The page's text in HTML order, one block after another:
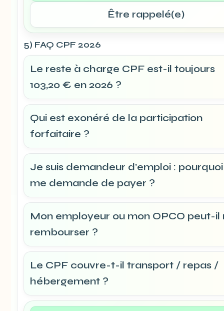
Être rappelé(e)
5) FAQ CPF 2026
Le reste à charge CPF est-il toujours
103,20 € en 2026 ?
Qui est exonéré de la participation
forfaitaire ?
Je suis demandeur d’emploi :
me demande de payer ?
Mon employeur ou mon OPCO peut-il
rembourser ?
Le CPF couvre-t-il transport / repas /
hébergement ?